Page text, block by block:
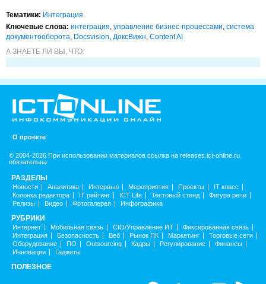
Тематики: Интеграция
Ключевые слова: интеграция, управление бизнес-процессами, система
документооборота, Docsvision, ДоксВижн, Content AI
А ЗНАЕТЕ ЛИ ВЫ, ЧТО:
О проекте
© 2004-2026 При использовании материалов ссылка на releases.ict-online.ru
обязательна
РАЗДЕЛЫ
Новости Аналитика Интервью Мероприятия Проекты
IT класс
Колонка редактора
IT рейтинг ICT Life Тестовый стенд
Фигура речи
Релизы
Видео Фотогалерея Инфографика
РУБРИКИ
Интернет Мобильная связь CIO/Управление ИТ
Фиксированная связь
Интеграция
Безопасность Веб Рынок ПК Маркетинг
Торговые сети
Оборудование
ПО Outsourcing Кадры Регулирование
Финансы
Инновации
Гаджеты
ПОЛЕЗНОЕ